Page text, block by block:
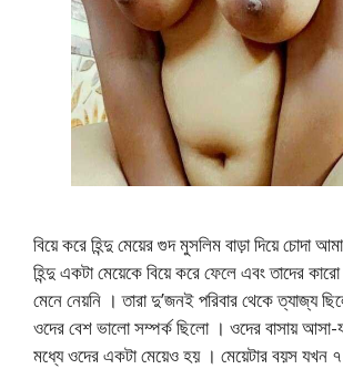
বিয়ে করে হিন্দু মেয়ের গুদ মুসলিম বাড়া দিয়ে চোদা
হিন্দু একটা মেয়েকে বিয়ে করে ফেলে এবং তাদের কারো
মেনে নেয়নি । তারা দু’জনই পরিবার থেকে ত্যাজ্য
ওদের বেশ ভালো সম্পর্ক ছিলো । ওদের বাসায়
মধ্যে ওদের একটা মেয়েও হয় । মেয়েটার বয়স যখন